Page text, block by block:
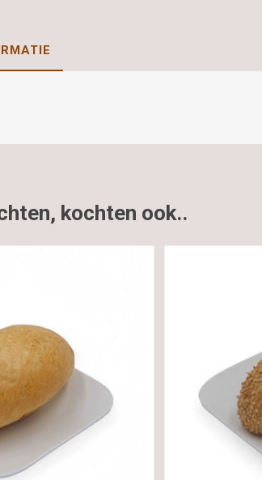
kochten ook..